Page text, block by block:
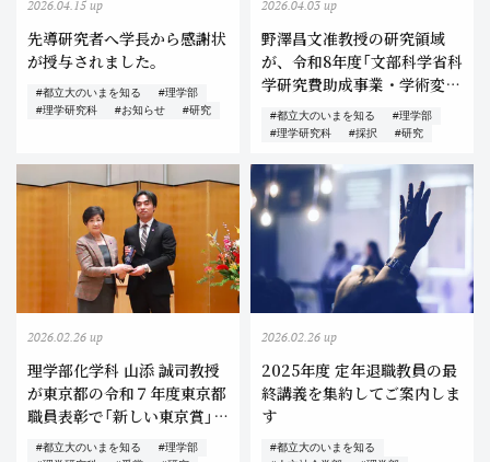
2026.04.15 up
先導研究者へ学長から感謝状
が授与されました。
#都立大のいまを知る
#理学部
#理学研究科
#お知らせ #研究
2026.04.03 up
野澤昌文准教授の研究領域
が、令和8年度「文部科学省科
学研究費助成事業・学術変革
領域（A）」に採択されました
#都立大のいまを知る
#理学部
#理学研究科
#採択 #研究
2026.02.26 up
理学部化学科 山添 誠司教授
が東京都の令和７年度東京都
職員表彰で「新しい東京賞」を
受賞しました！
#都立大のいまを知る
#理学部
2026.02.26 up
2025年度 定年退職教員の最
終講義を集約してご案内しま
す
#都立大のいまを知る